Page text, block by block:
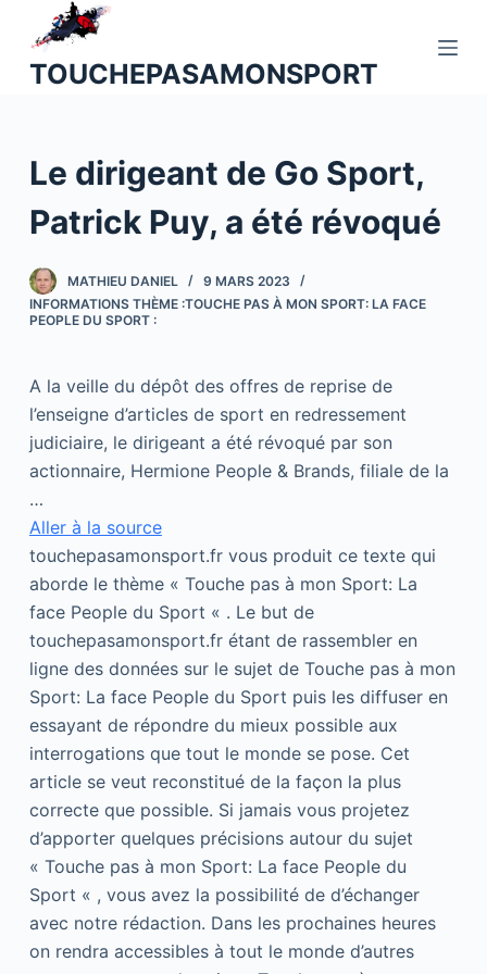
o
n
n
u
TOUCHEPASAMONSPORT
Le dirigeant de Go Sport,
Patrick Puy, a été révoqué
MATHIEU DANIEL
9 MARS 2023
INFORMATIONS THÈME :TOUCHE PAS À MON SPORT: LA FACE
PEOPLE DU SPORT :
A la veille du dépôt des offres de reprise de
l’enseigne d’articles de sport en redressement
judiciaire, le dirigeant a été révoqué par son
actionnaire, Hermione People & Brands, filiale de la
…
Aller à la source
touchepasamonsport.fr vous produit ce texte qui
aborde le thème « Touche pas à mon Sport: La
face People du Sport « . Le but de
touchepasamonsport.fr étant de rassembler en
ligne des données sur le sujet de Touche pas à mon
Sport: La face People du Sport puis les diffuser en
essayant de répondre du mieux possible aux
interrogations que tout le monde se pose. Cet
article se veut reconstitué de la façon la plus
correcte que possible. Si jamais vous projetez
d’apporter quelques précisions autour du sujet
« Touche pas à mon Sport: La face People du
Sport « , vous avez la possibilité de d’échanger
avec notre rédaction. Dans les prochaines heures
on rendra accessibles à tout le monde d’autres